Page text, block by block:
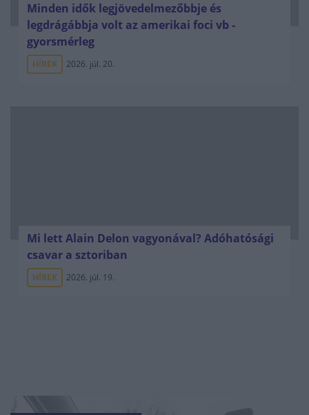
Minden idők legjövedelmezőbbje és
legdrágábbja volt az amerikai foci vb -
gyorsmérleg
HÍREK 2026. júl. 20.
Mi lett Alain Delon vagyonával? Adóhatósági
csavar a sztoriban
HÍREK 2026. júl. 19.